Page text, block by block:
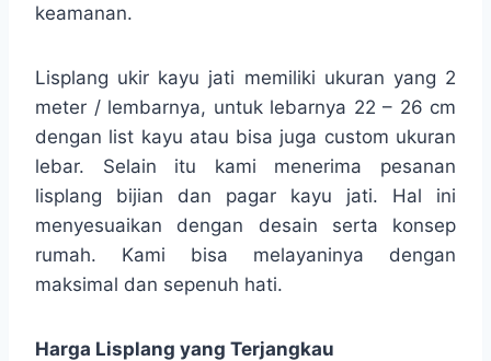
keamanan.
Lisplang ukir kayu jati memiliki ukuran yang 2
meter / lembarnya, untuk lebarnya 22 – 26 cm
dengan list kayu atau bisa juga custom ukuran
lebar. Selain itu kami menerima pesanan
lisplang bijian dan pagar kayu jati. Hal ini
menyesuaikan dengan desain serta konsep
rumah. Kami bisa melayaninya dengan
maksimal dan sepenuh hati.
Harga Lisplang yang Terjangkau